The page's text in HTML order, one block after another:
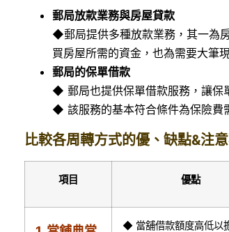
郵局放款業務與房屋貸款
◆郵局提供多種放款業務，其一為
買房屋所需的資金，也為需要大筆
郵局的保單借款
◆ 郵局也提供保單借款服務，讓保
◆ 該服務的基本符合條件為保險費
比較各周轉方式的優、缺點&注
項目 優點
◆ 當舖借款額度高低以